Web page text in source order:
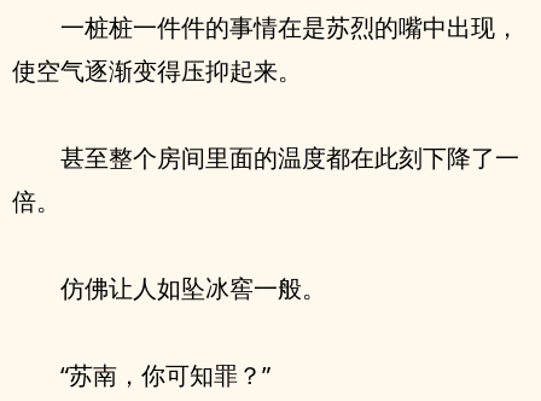
一桩桩一件件的事情在是苏烈的嘴中出现，
使空气逐渐变得压抑起来。
甚至整个房间里面的温度都在此刻下降了一
倍。
仿佛让人如坠冰窖一般。
“苏南，你可知罪？”